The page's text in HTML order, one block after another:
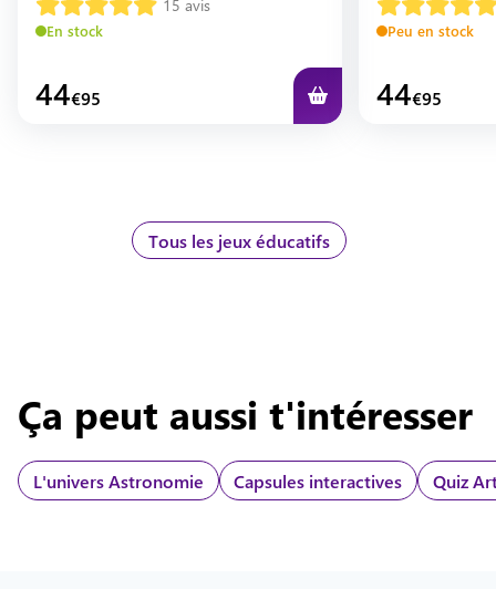
En stock
44€95
Peu en stock
44€95
Tous les jeux éducatifs
Ça peut aussi t'intéresser
L'universAstronomie Capsules interactives Quiz